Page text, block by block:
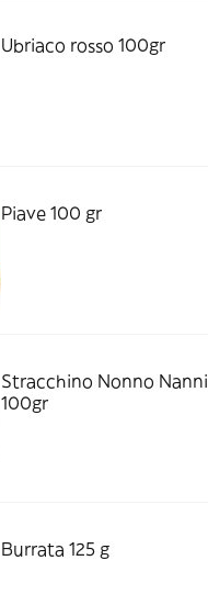
Ubriaco rosso 100gr
Piave 100 gr
Stracchino Nonno Nanni
100gr
Burrata 125 g